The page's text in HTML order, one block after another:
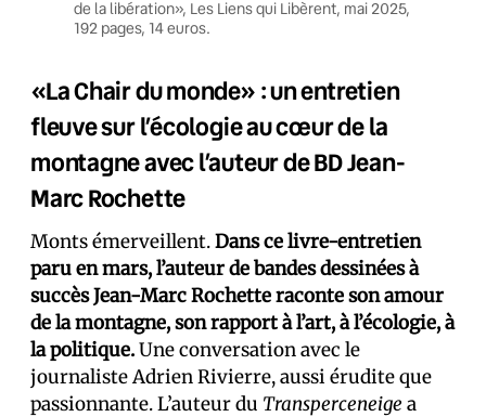
de la libération», Les Liens qui Libèrent, mai 2025,
192 pages, 14 euros.
«La Chair du monde» : un entretien
fleuve sur l’écologie au cœur de la
montagne avec l’auteur de BD Jean-
Marc Rochette
Monts émerveillent.Dans ce livre-entretien
paru en mars, l’auteur de bandes dessinées à
succès Jean-Marc Rochette raconte son amour
de la montagne, son rapport à l’art, à l’écologie, à
la politique.Une conversation avec le
journaliste Adrien Rivierre, aussi érudite que
passionnante. L’auteur du Transperceneige a